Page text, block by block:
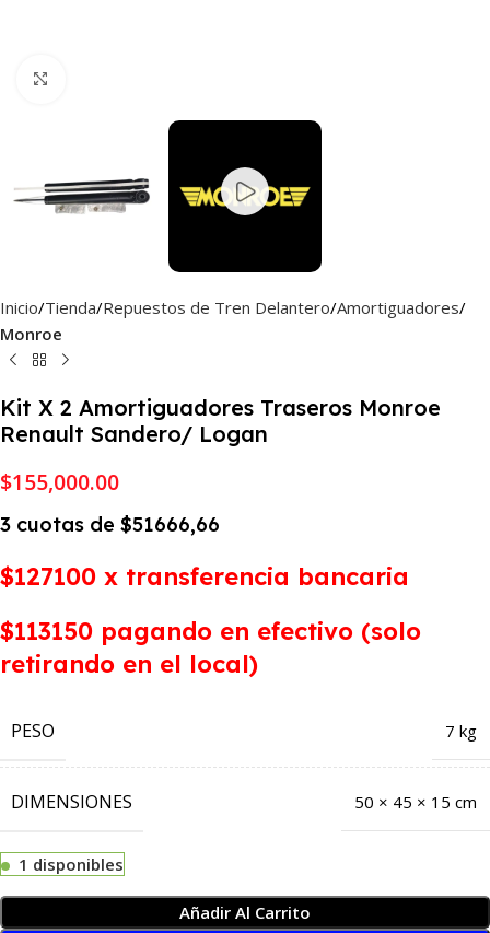
Inicio Tienda Repuestos de Tren Delantero Amortiguadores
Monroe
Kit X 2 Amortiguadores Traseros Monroe
Renault Sandero/ Logan
$155,000.00
3 cuotas de $51666,66
$127100 x transferencia bancaria
$113150 pagando en efectivo (solo
retirando en el local)
PESO 7 kg
DIMENSIONES 50 × 45 × 15 cm
1 disponibles
Añadir Al Carrito